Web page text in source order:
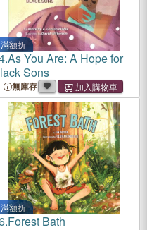
滿額折
As You Are: A Hope for
Sons
無庫存
滿額折
Forest Bath